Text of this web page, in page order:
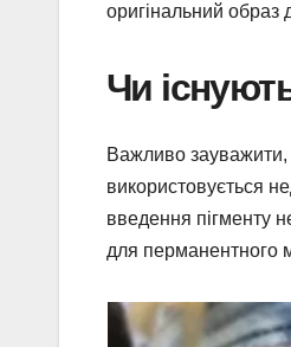
оригінальний образ
Чи
Важливо зауважити,
використовується
введення пігменту
для перманентного